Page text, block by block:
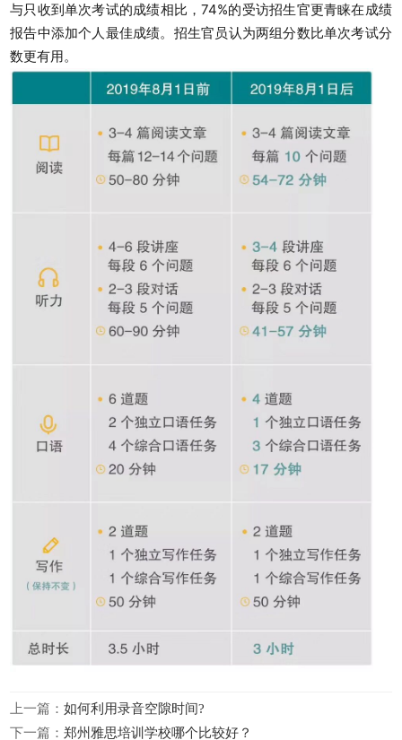
与只收到单次考试的成绩相比，74%的受访招生官更青睐在成绩
报告中添加个人最佳成绩。招生官员认为两组分数比单次考试分
数更有用。
上一篇：如何利用录音空隙时间?
下一篇：郑州雅思培训学校哪个比较好？